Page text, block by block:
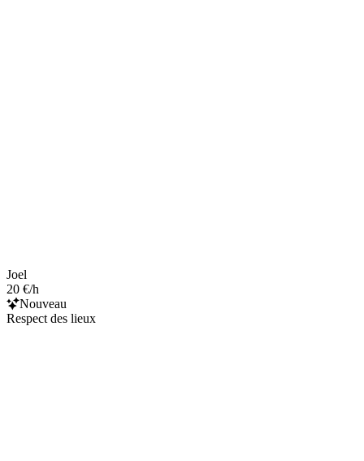
Joel
20 €/h
Nouveau
Respect des lieux